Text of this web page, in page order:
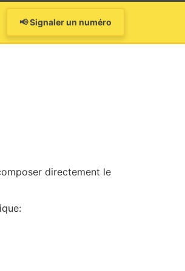
📢 Signaler un numéro
directement le